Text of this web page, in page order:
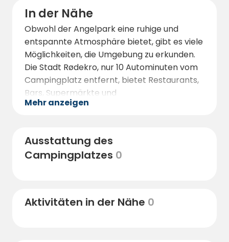
In der Nähe
Obwohl der Angelpark eine ruhige und
entspannte Atmosphäre bietet, gibt es viele
Möglichkeiten, die Umgebung zu erkunden.
Die Stadt Rødekro, nur 10 Autominuten vom
Campingplatz entfernt, bietet Restaurants,
Bars, Supermärkte und
Einkaufsmöglichkeiten.
Wander- und Fahrradrouten in der
Umgebung. Wenn Sie einen Tag am Strand
verbringen möchten, gibt es schöne
Besuchen Sie auch die historische Stadt
Mehr anzeigen
Ausstattung des
Campingplatzes 0
Aktivitäten in der Nähe 0